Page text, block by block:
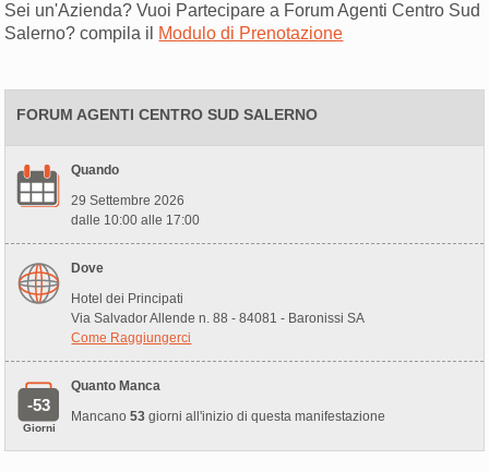
Sei un'Azienda? Vuoi Partecipare a Forum Agenti Centro Sud
Salerno? compila il Modulo di Prenotazione
FORUM AGENTI CENTRO SUD SALERNO
Quando
29 Settembre 2026
dalle 10:00 alle 17:00
Dove
Hotel dei Principati
Via Salvador Allende n. 88 - 84081 - Baronissi SA
Come Raggiungerci
-53
Giorni
Quanto Manca
Mancano53 giorni all'inizio di questa manifestazione